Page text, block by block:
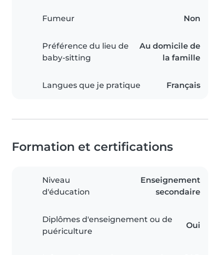
Fumeur Non
Préférence du lieu de
baby-sitting
Au domicile de
la famille
Langues que je pratique Français
Formation et certifications
Niveau
d'éducation
Enseignement
secondaire
Diplômes d'enseignement ou de
puériculture
Oui